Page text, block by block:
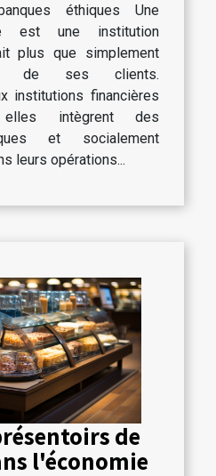
éthiques Une
est une institution
plus que simplement
de ses clients.
institutions financières
elles intègrent des
et socialement
leurs opérations...
de
l'économie